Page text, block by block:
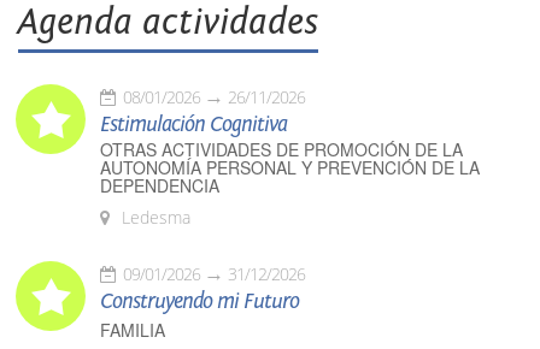
Agenda actividades
08/01/2026 26/11/2026
Estimulación Cognitiva
OTRAS ACTIVIDADES DE PROMOCIÓN DE LA
AUTONOMÍA PERSONAL Y PREVENCIÓN DE LA
DEPENDENCIA
Ledesma
09/01/2026 31/12/2026
Construyendo mi Futuro
FAMILIA